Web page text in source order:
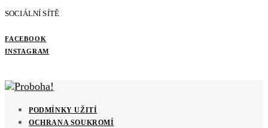
SOCIÁLNÍ SÍTĚ
FACEBOOK
INSTAGRAM
PODMÍNKY UŽITÍ
OCHRANA SOUKROMÍ